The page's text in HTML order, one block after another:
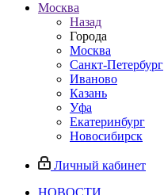
Москва
Назад
Города
Москва
Санкт-Петербург
Иваново
Казань
Уфа
Екатеринбург
Новосибирск
Личный кабинет
НОВОСТИ